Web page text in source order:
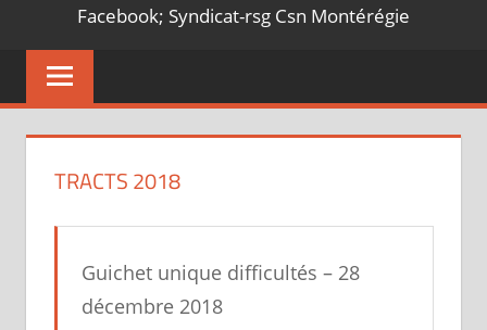
Facebook; Syndicat-rsg Csn Montérégie
TRACTS 2018
Guichet unique difficultés – 28
décembre 2018